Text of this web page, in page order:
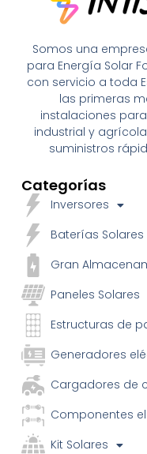
Somos una
para Energía Solar
con servicio a toda
las primeras
instalaciones
industrial y
suministros
Categorías
Inversores
Baterías Solares
Gran
Paneles Solares
Estructuras de
Generadores
Cargadores de
Componentes
Kit Solares